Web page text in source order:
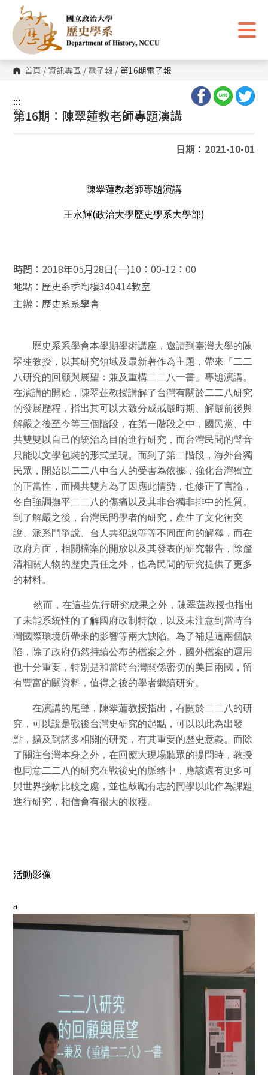
主
要
內
區
塊 首頁 / 資訊專區 / 電子報 / 第16期電子報
:::
:::
第16期：陳翠蓮教老師專題演講
日期：2021-10-01
陳翠蓮教老師專題演講
王永輝(政治大學歷史學系大學部)
時間：2018年05月28日(一)10：00-12：00
地點：歷史系季陶樓340414教室
主辦：歷史系系學會
歷史系系學會本學期學術講座，邀請到臺灣大學的陳
翠蓮教授，以其研究領域及最新著作為主題，帶來「二二
八研究的回顧與展望：兼及重構二二八一書」專題演講。
在演講的開始，陳翠蓮教授講解了台灣有關於二二八研究
的發展歷程，指出其可以大致分成戒嚴時期、解嚴前後與
解嚴之後至今等三個階段，在第一階段之中，國民黨、中
共雙雙以自己的統治為目的進行研究，而台灣民間的聲音
只能以文學包裝的形式呈現。而到了第二階段，海外台獨
民眾，開始以二二八中台人的受害為依據，強化台灣獨立
的正當性，而國共雙方為了因應此情勢，也修正了言論，
各自強調撫平二二八的傷痛以及其非台獨非排中的性質。
到了解嚴之後，台灣民間學者的研究，產生了文化衝突
說、派系鬥爭說、台人共犯說等等不同面向的解釋，而在
政府方面，相關檔案的開放以及其發表的研究報告，除釐
清相關人物的歷史責任之外，也為民間的研究提供了更多
的材料。
然而，在這些先行研究成果之外，陳翠蓮教授也指出
了未能系統性的了解國府政制特徵，以及未注意到當時台
灣國際環境所帶來的影響等兩大缺陷。為了補足這兩個缺
陷，除了政府仍然持續公布的檔案之外，國外檔案的運用
也十分重要，特別是和當時台灣關係密切的美日兩國，留
有豐富的關資料，值得之後的學者繼續研究。
在演講的尾聲，陳翠蓮教授指出，有關於二二八的研
究，可以說是戰後台灣史研究的起點，可以以此為出發
點，擴及到諸多相關的研究，有其重要的歷史意義。而除
了關注台灣本身之外，在回應大現場聽眾的提問時，教授
也同意二二八的研究在戰後史的脈絡中，應該還有更多可
與世界接軌比較之處，並也鼓勵有志的同學以此作為課題
進行研究，相信會有很大的收穫。
活動影像
a